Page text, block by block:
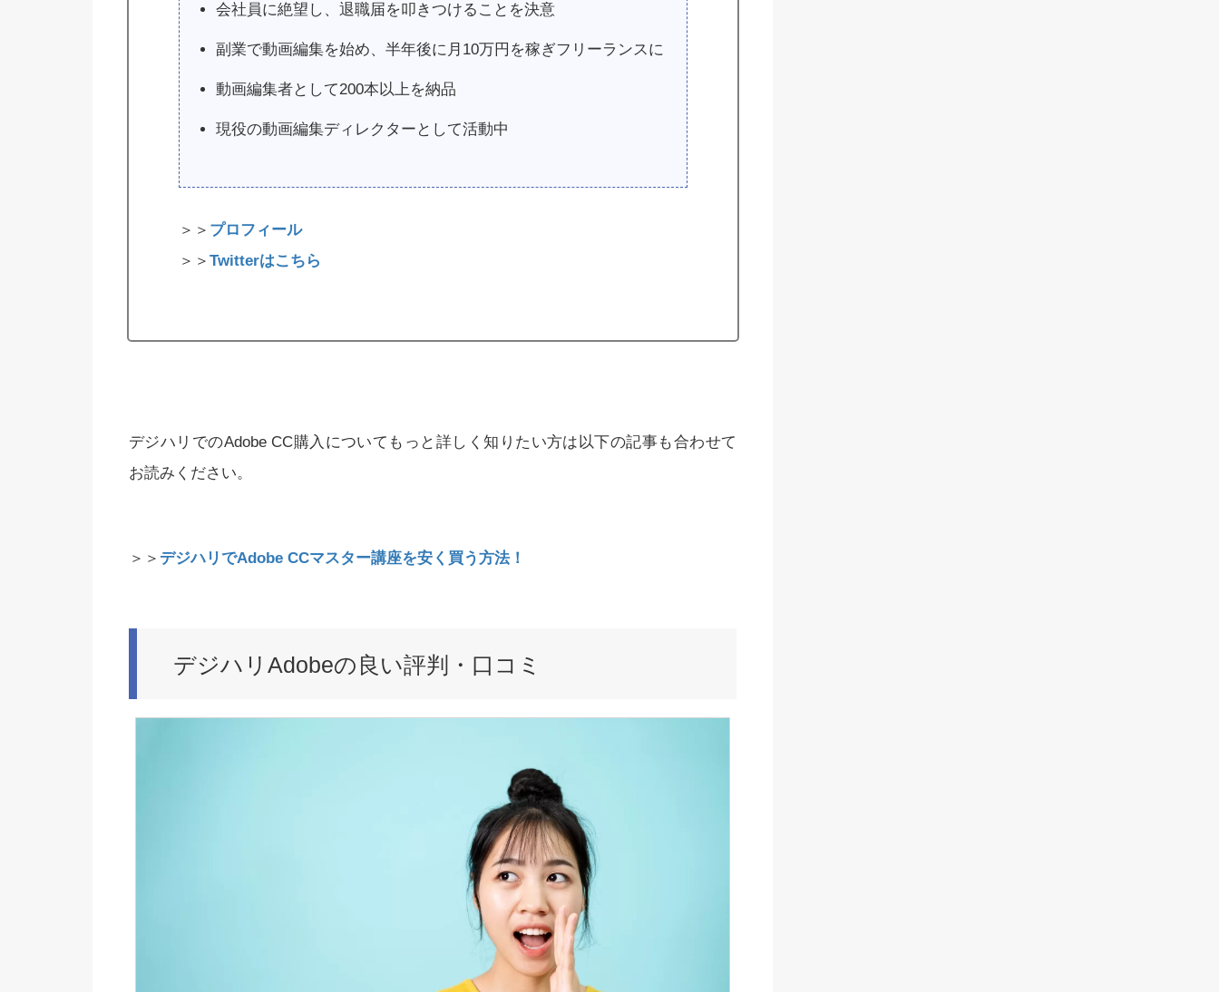
会社員に絶望し、退職届を叩きつけることを決意
副業で動画編集を始め、半年後に月10万円を稼ぎフリーランスに
動画編集者として200本以上を納品
現役の動画編集ディレクターとして活動中
＞＞ プロフィール
＞＞ Twitterはこちら
デジハリでのAdobe CC購入についてもっと詳しく知りたい方は以下の記事も合わせて
お読みください。
＞＞ デジハリでAdobe CCマスター講座を安く買う方法！
デジハリAdobeの良い評判・口コミ